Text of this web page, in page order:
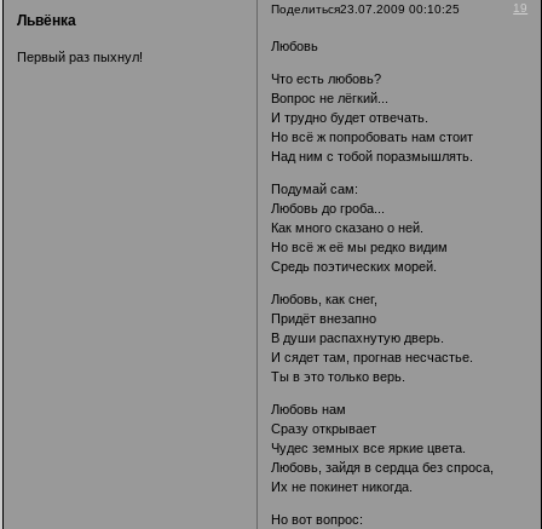
Поделиться 19
23.07.2009 00:10:25
Львёнка
Первый раз пыхнул!
Любовь
Что есть любовь?
Вопрос не лёгкий...
И трудно будет отвечать.
Но всё ж попробовать нам стоит
Над ним с тобой поразмышлять.
Подумай сам:
Любовь до гроба...
Как много сказано о ней.
Но всё ж её мы редко видим
Средь поэтических морей.
Любовь, как снег,
Придёт внезапно
В души распахнутую дверь.
И сядет там, прогнав несчастье.
Ты в это только верь.
Любовь нам
Сразу открывает
Чудес земных все яркие цвета.
Любовь, зайдя в сердца без спроса,
Их не покинет никогда.
Но вот вопрос: